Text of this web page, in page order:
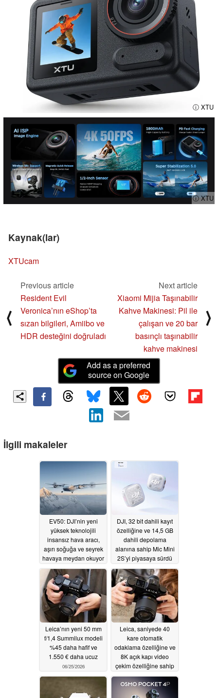
ⓘ XTU
ⓘ XTU
Kaynak(lar)
XTUcam
⟨
Previous article
Resident Evil
Veronica’nın eShop’ta
sızan bilgileri, Amiibo ve
HDR desteğini doğruladı
Next article
Xiaomi Mijia Taşınabilir
Kahve Makinesi: Pil ile
çalışan ve 20 bar
basınçlı taşınabilir
kahve makinesi
⟩
Add as a preferred
source on Google
İlgili makaleler
EV50: DJI’nin yeni
yüksek teknolojili
insansız hava aracı,
aşırı soğuğa ve seyrek
havaya meydan okuyor
07/11/2026
DJI, 32 bit dahili kayıt
özelliğine ve 14,5 GB
dahili depolama
alanına sahip Mic Mini
2S’yi piyasaya sürdü
07/03/2026
Leica’nın yeni 50 mm
f/1,4 Summilux modeli
%45 daha hafif ve
1.550 € daha ucuz
06/25/2026
Leica, saniyede 40
kare otomatik
odaklama özelliğine ve
8K açık kapı video
çekim özelliğine sahip
tam kare fotoğraf
makinesini tanıttı
06/25/2026